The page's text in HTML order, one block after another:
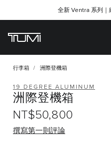
全新 Ventra 系列｜
行李箱 洲際登機箱
19 DEGREE ALUMINUM
洲際登機箱
NT$50,800
撰寫第一則評論